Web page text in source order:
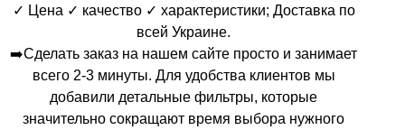
✓ Цена ✓ качество ✓ характеристики; Доставка по
всей Украине.
➡️Сделать заказ на нашем сайте просто и занимает
всего 2-3 минуты. Для удобства клиентов мы
добавили детальные фильтры, которые
значительно сокращают время выбора нужного